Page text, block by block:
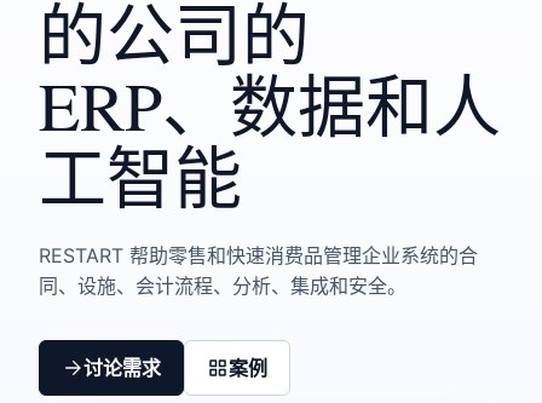
的公司的
ERP、数据和人
工智能
RESTART 帮助零售和快速消费品管理企业系统的合
同、设施、会计流程、分析、集成和安全。
讨论需求 案例